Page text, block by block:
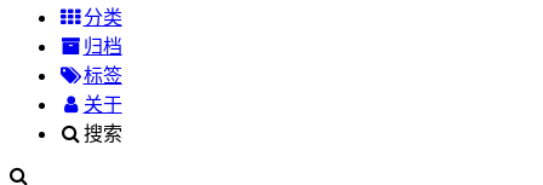
分类
归档
标签
关于
搜索